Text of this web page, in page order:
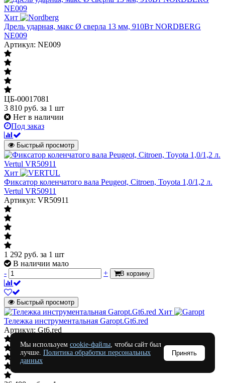
Хит
Дрель ударная, макс Ø сверла 13 мм, 910Вт NORDBERG
NE009
Артикул: NE009
ЦБ-00017081
3 810 руб. за 1 шт
Нет в наличии
Под заказ
Быстрый просмотр
Хит
Фиксатор коленчатого вала Peugeot, Citroen, Toyota 1,0/1,2 л.
Vertul VR50911
Артикул: VR50911
1 292 руб. за 1 шт
В наличии мало
-
+ В корзину
Быстрый просмотр
Хит
Тележка инструментальная Garopt.Gt6.red
Артикул: Gt6.red
Мы используем cookie-файлы, чтобы сайт был
лучше. Политика обработки персональных
данных
Принять